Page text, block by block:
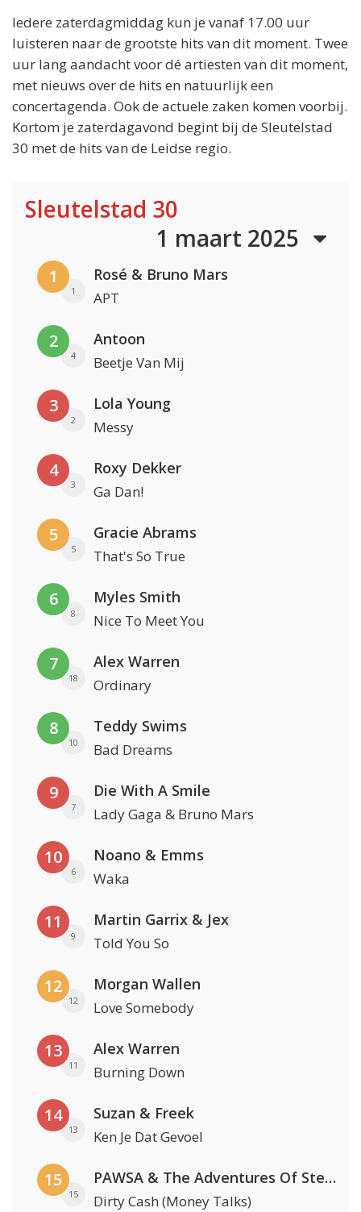
Iedere zaterdagmiddag kun je vanaf 17.00 uur
luisteren naar de grootste hits van dit moment. Twee
uur lang aandacht voor dé artiesten van dit moment,
met nieuws over de hits en natuurlijk een
concertagenda. Ook de actuele zaken komen voorbij.
Kortom je zaterdagavond begint bij de Sleutelstad
30 met de hits van de Leidse regio.
Sleutelstad 30
1 maart 2025
1
1
Rosé & Bruno Mars
APT
2
4
Antoon
Beetje Van Mij
3
2
Lola Young
Messy
4
3
Roxy Dekker
Ga Dan!
5
5
Gracie Abrams
That's So True
6
8
Myles Smith
Nice To Meet You
7
18
Alex Warren
Ordinary
8
10
Teddy Swims
Bad Dreams
9
7
Die With A Smile
Lady Gaga & Bruno Mars
10
6
Noano & Emms
Waka
11
9
Martin Garrix & Jex
Told You So
12
12
Morgan Wallen
Love Somebody
13
11
Alex Warren
Burning Down
14
13
Suzan & Freek
Ken Je Dat Gevoel
15
15
PAWSA & The Adventures Of Stevie V
Dirty Cash (Money Talks)